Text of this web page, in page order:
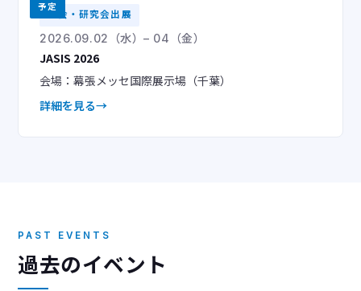
予定
学会・研究会出展
2026.09.02（水）– 04（金）
JASIS 2026
会場：幕張メッセ国際展示場（千葉）
詳細を見る
PAST EVENTS
過去のイベント